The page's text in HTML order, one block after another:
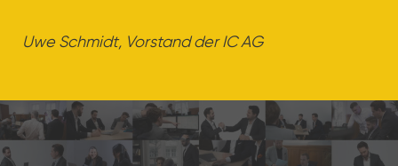
Uwe Schmidt, Vorstand der IC AG